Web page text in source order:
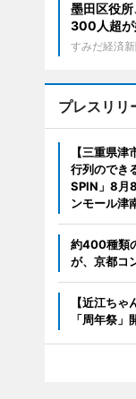
墨田区役
300人超が
すみだ経済
プレスリリ
【三重県津
行列のでき
SPIN」8月
ンモール津
約400種類
が、京都コ
【近江ち
「周年祭」